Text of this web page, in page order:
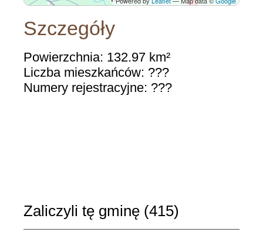
Szczegóły
Powierzchnia: 132.97 km²
Liczba mieszkańców: ???
Numery rejestracyjne: ???
Zaliczyli tę gminę (415)